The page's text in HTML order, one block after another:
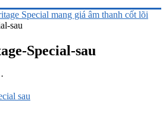
Special mang giá âm thanh cốt lõi
sau
Special-sau
·